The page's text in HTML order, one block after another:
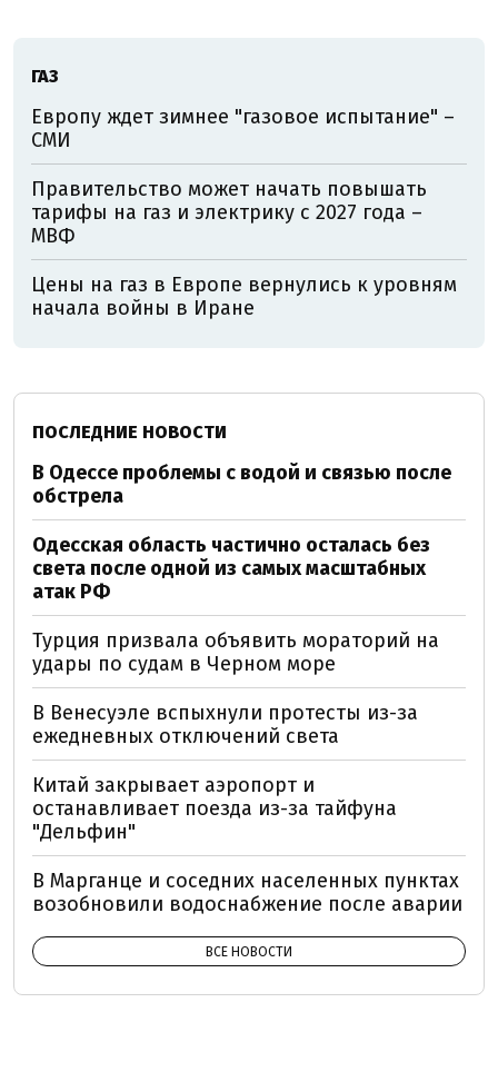
ГАЗ
Европу ждет зимнее "газовое испытание" –
СМИ
Правительство может начать повышать
тарифы на газ и электрику с 2027 года –
МВФ
Цены на газ в Европе вернулись к уровням
начала войны в Иране
ПОСЛЕДНИЕ НОВОСТИ
В Одессе проблемы с водой и связью после
обстрела
Одесская область частично осталась без
света после одной из самых масштабных
атак РФ
Турция призвала объявить мораторий на
удары по судам в Черном море
В Венесуэле вспыхнули протесты из-за
ежедневных отключений света
Китай закрывает аэропорт и
останавливает поезда из-за тайфуна
"Дельфин"
В Марганце и соседних населенных пунктах
возобновили водоснабжение после аварии
ВСЕ НОВОСТИ